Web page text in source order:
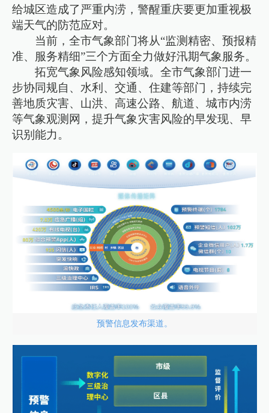
给城区造成了严重内涝，警醒重庆要更加重视极
端天气的防范应对。
当前，全市气象部门将从“监测精密、预报精
准、服务精细”三个方面全力做好汛期气象服务。
拓宽气象风险感知领域。全市气象部门进一
步协同规自、水利、交通、住建等部门，持续完
善地质灾害、山洪、高速公路、航道、城市内涝
等气象观测网，提升气象灾害风险的早发现、早
识别能力。
预警信息发布渠道。